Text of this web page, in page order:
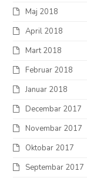
Maj 2018
April 2018
Mart 2018
Februar 2018
Januar 2018
Decembar 2017
Novembar 2017
Oktobar 2017
Septembar 2017